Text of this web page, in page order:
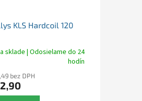
KLS Hardcoil 120
sklade | Odosielame do 24
hodín
bez DPH